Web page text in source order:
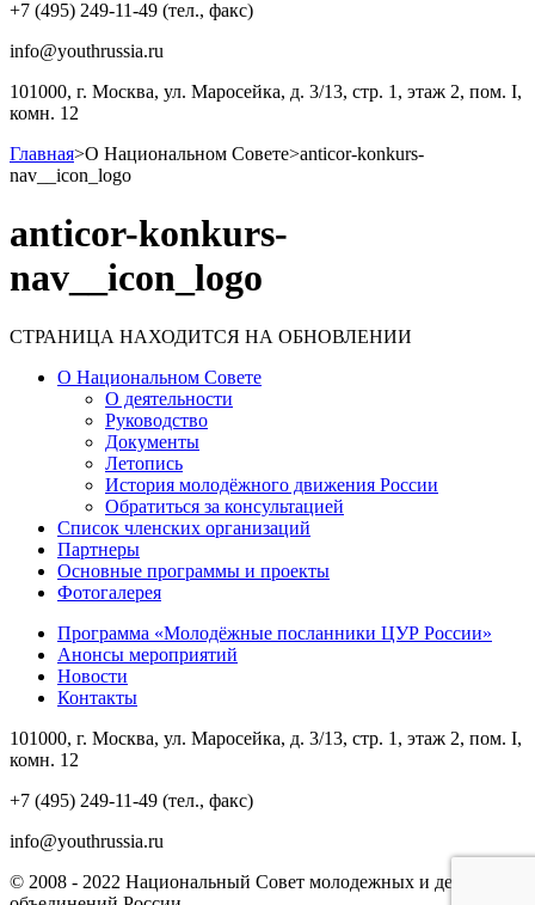
+7 (495) 249-11-49 (тел., факс)
info@youthrussia.ru
101000, г. Москва, ул. Маросейка, д. 3/13, стр. 1, этаж 2, пом. I,
комн. 12
Главная>О Национальном Совете>anticor-konkurs-
nav__icon_logo
anticor-konkurs-
nav__icon_logo
СТРАНИЦА НАХОДИТСЯ НА ОБНОВЛЕНИИ
О Национальном Совете
О деятельности
Руководство
Документы
Летопись
История молодёжного движения России
Обратиться за консультацией
Список членских организаций
Партнеры
Основные программы и проекты
Фотогалерея
Программа «Молодёжные посланники ЦУР России»
Анонсы мероприятий
Новости
Контакты
101000, г. Москва, ул. Маросейка, д. 3/13, стр. 1, этаж 2, пом. I,
комн. 12
+7 (495) 249-11-49 (тел., факс)
info@youthrussia.ru
© 2008 - 2022 Национальный Совет молодежных и детских